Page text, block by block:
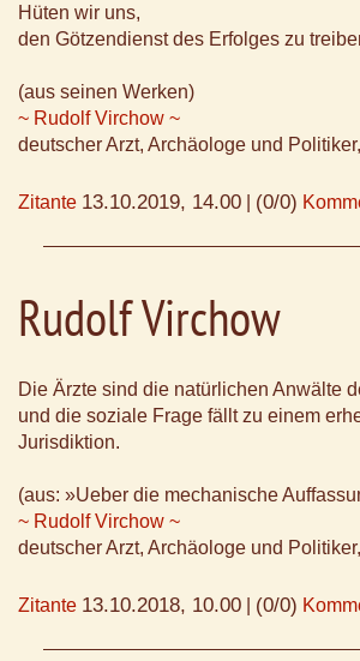
Hüten wir uns,
den Götzendienst des Erfolges zu
(aus seinen Werken)
~ Rudolf Virchow ~
deutscher Arzt, Archäologe und
Zitante 13.10.2019, 14.00 (0/0)
Rudolf Virchow
Die Ärzte sind die natürlichen Anwälte
und die soziale Frage fällt zu einem
Jurisdiktion.
(aus: »Ueber die mechanische
~ Rudolf Virchow ~
deutscher Arzt, Archäologe und
Zitante 13.10.2018, 10.00 (0/0)